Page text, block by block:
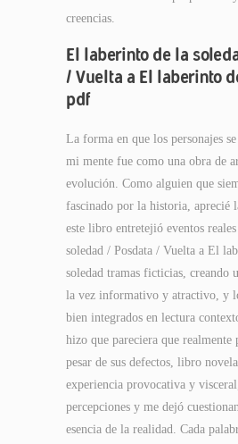
creencias.
El laberinto de la
/ Vuelta a El laberinto
pdf
La forma en que los personajes
mi mente fue como una obra de
evolución. Como alguien que
fascinado por la historia, aprecié
este libro entretejió eventos
soledad / Posdata / Vuelta a El
soledad tramas ficticias, creando
la vez informativo y atractivo, y
bien integrados en lectura
hizo que pareciera que realmente
pesar de sus defectos, libro
experiencia provocativa y
percepciones y me dejó
esencia de la realidad. Cada